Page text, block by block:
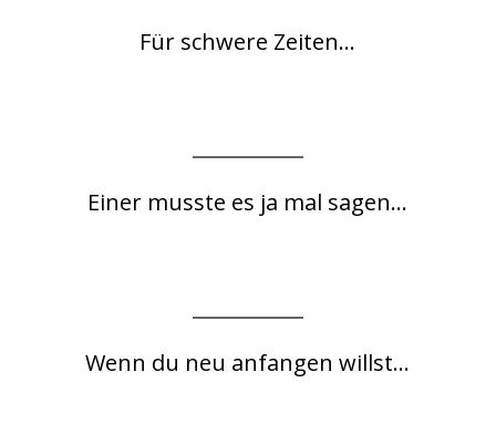
Für schwere Zeiten...
Einer musste es ja mal sagen...
Wenn du neu anfangen willst...